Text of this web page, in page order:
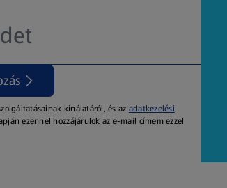
kínálatáról, és az adatkezelési
ezennel hozzájárulok az e-mail címem ezzel